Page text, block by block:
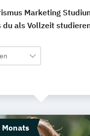
Marketing
du als Vollzeit